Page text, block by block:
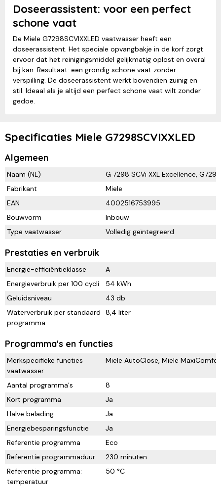
Doseerassistent: voor een perfect
schone vaat
De Miele G7298SCVIXXLED vaatwasser heeft een
doseerassistent. Het speciale opvangbakje in de korf zorgt
ervoor dat het reinigingsmiddel gelijkmatig oplost en overal
bij kan. Resultaat: een grondig schone vaat zonder
verspilling. De doseerassistent werkt bovendien zuinig en
stil. Ideaal als je altijd een perfect schone vaat wilt zonder
gedoe.
Specificaties Miele G7298SCVIXXLED
Algemeen
Naam (NL)
G 7298 SCVi XXL Excellence,
Fabrikant
Miele
EAN
4002516753995
Bouwvorm
Inbouw
Type vaatwasser
Volledig geïntegreerd
Prestaties en verbruik
Energie-efficiëntieklasse
A
Energieverbruik per 100 cycli
54 kWh
Geluidsniveau
43 db
Waterverbruik per standaard
programma
8,4 liter
Programma's en functies
Merkspecifieke functies
vaatwasser
Miele AutoClose, Miele
Aantal programma's
8
Kort programma
Ja
Halve belading
Ja
Energiebesparingsfunctie
Ja
Referentie programma
Eco
Referentie programmaduur
230 minuten
Referentie programma:
temperatuur
50 °C